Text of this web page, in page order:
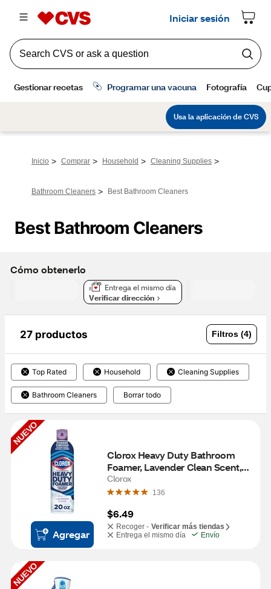
Inicio > Comprar > Household > Cleaning Supplies >
Bathroom Cleaners > Best Bathroom Cleaners
Best Bathroom Cleaners
Cómo obtenerlo
Entrega el mismo día
Verificar dirección
27 productos Filtros (4)
Top Rated Household Cleaning Supplies
Bathroom Cleaners Borrar todo
NUEVO
Agregar
Clorox Heavy Duty Bathroom
Foamer, Lavender Clean Scent,
20 oz
Clorox
136
$6.49
Recoger - Verificar más tiendas
Entrega el mismo día
Envío
NUEVO